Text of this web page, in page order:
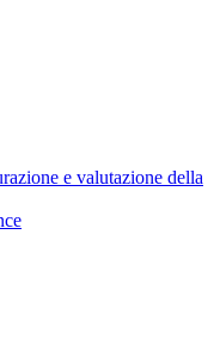
e valutazione della